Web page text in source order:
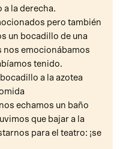
a la derecha.
pero también
un bocadillo de una
nos emocionábamos
tenido.
a la azotea
echamos un baño
que bajar a la
para el teatro: ¡se